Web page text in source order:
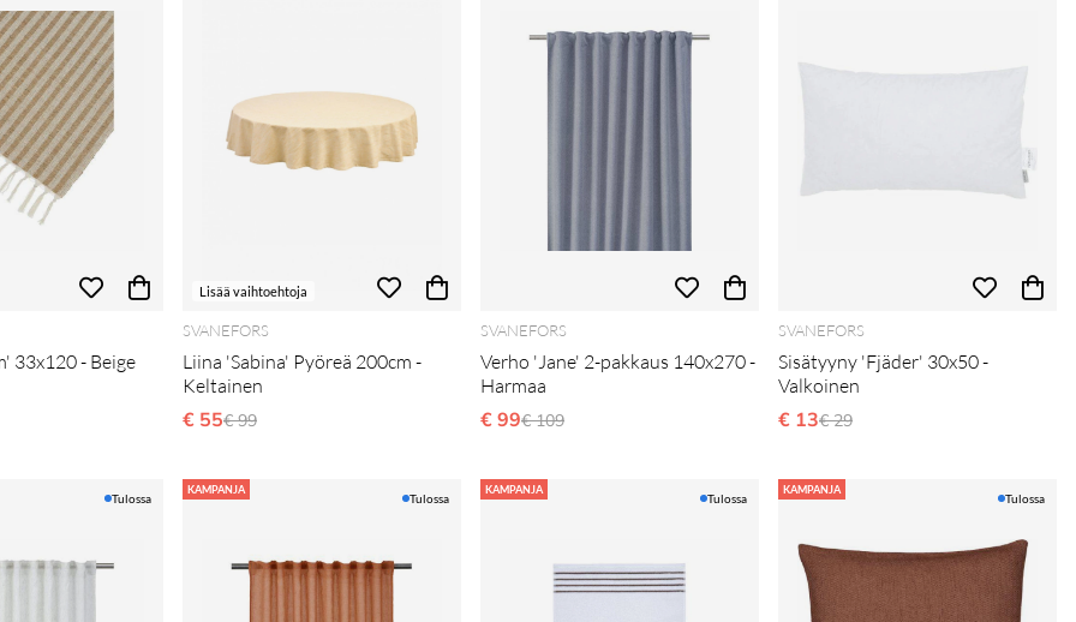
33x120 - Beige
hinta
Lisää vaihtoehtoja
SVANEFORS
Liina 'Sabina' Pyöreä 200cm -
Keltainen
€ 55Normaali hinta
€ 99
SVANEFORS
Verho 'Jane' 2-pakkaus 140x270 -
Harmaa
€ 99Normaali hinta
€ 109
SVANEFORS
Sisätyyny 'Fjäder' 30x50 -
Valkoinen
€ 13Normaali hinta
€ 29
Tulossa
KAMPANJA
Tulossa
KAMPANJA
Tulossa
KAMPANJA
Tulossa